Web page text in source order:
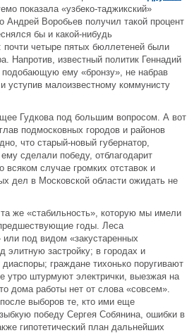
показала «узбеко-таджикский»
Андрей Воробьев получил такой процент
бы и какой-нибудь
почти четыре пятых бюллетеней были
Напротив, известный политик Геннадий
подобающую ему «бронзу», не набрав
уступив малоизвестному коммунисту
Гудкова под большим вопросом. А вот
подмосковных городов и районов
что старый-новый губернатор,
сделали победу, отблагодарит
всяком случае громких отставок и
дел в Московской области ожидать не
же «стабильность», которую мы имели
годы. Леса
под видом «закустаренных
элитную застройку; в городах и
диаспоры; граждане тихонько поругивают
утро штурмуют электрички, выезжая на
дома работы нет от слова «совсем».
выборов те, кто ими еще
победу Сергея Собянина, ошибки в
гипотетический план дальнейших